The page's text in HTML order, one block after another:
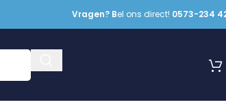
Vragen? Bel ons direct! 0573-234